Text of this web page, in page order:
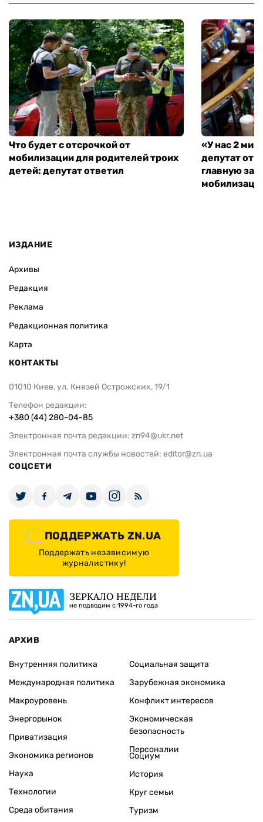
Что будет с отсрочкой от
мобилизации для родителей троих
детей: депутат ответил
«У нас 2
депутат от
главную
ИЗДАНИЕ
Архивы
Редакция
Реклама
Редакционная политика
Карта
КОНТАКТЫ
01010 Киев, ул. Князей Острожских, 19/1
Телефон редакции:
+380 (44) 280-04-85
Электронная почта редакции: zn94@ukr.net
Электронная почта службы новостей: editor@zn.ua
СОЦСЕТИ
ПОДДЕРЖАТЬ ZN.UA
Поддержать независимую
журналистику!
ЗЕРКАЛО НЕДЕЛИ
не подводим с 1994-го года
АРХИВ
Внутренняя политика
Международная политика
Макроуровень
Энергорынок
Приватизация
Экономика регионов
Социальная защита
Зарубежная экономика
Конфликт интересов
Экономическая
безопасность
Персоналии
Наука
Технологии
Среда обитания
Социум
История
Круг семьи
Туризм